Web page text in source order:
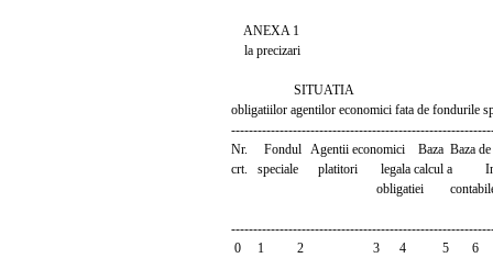
ANEXA 1
la precizari
SITUATIA
obligatiilor agentilor economici fata de fondurile
Nr. Fondul Agentii economici Baza Baza
crt. speciale platitori legala calcul a
obligatiei
0 1 2 3 4 5 6